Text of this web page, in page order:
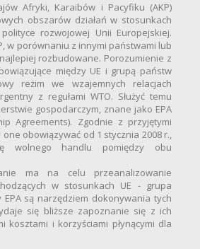
Afryki, Karaibów i Pacyfiku (AKP)
obszarów działań w stosunkach
rozwojowej Unii Europejskiej.
w porównaniu z innymi państwami lub
rozbudowane. Porozumienie z
między UE i grupą państw
reżim we wzajemnych relacjach
z regułami WTO. Służyć temu
gospodarczym, znane jako EPA
Agreements). Zgodnie z przyjętymi
obowiązywać od 1 stycznia 2008 r.,
wolnego handlu pomiędzy obu
ma na celu przeanalizowanie
w stosunkach UE - grupa
EPA są narzędziem dokonywania tych
się bliższe zapoznanie się z ich
kosztami i korzyściami płynącymi dla